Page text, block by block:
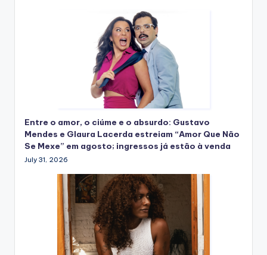
Entre o amor, o ciúme e o absurdo: Gustavo
Mendes e Glaura Lacerda estreiam “Amor Que Não
Se Mexe” em agosto; ingressos já estão à venda
July 31, 2026